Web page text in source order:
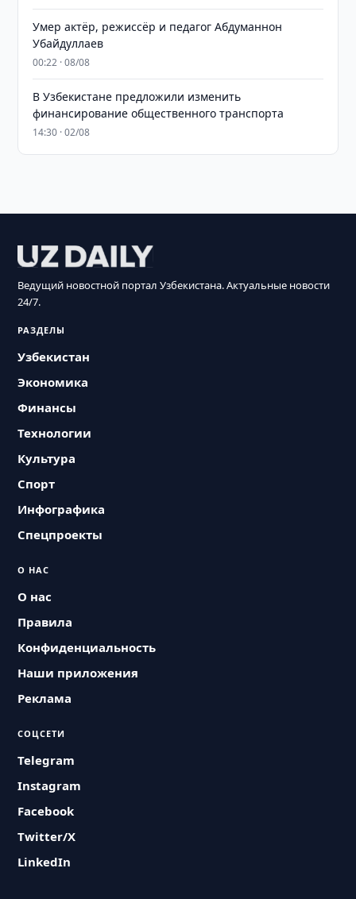
Умер актёр, режиссёр и педагог Абдуманнон
Убайдуллаев
00:22 · 08/08
В Узбекистане предложили изменить
финансирование общественного транспорта
14:30 · 02/08
Ведущий новостной портал Узбекистана. Актуальные новости
24/7.
РАЗДЕЛЫ
Узбекистан
Экономика
Финансы
Технологии
Культура
Спорт
Инфографика
Спецпроекты
О НАС
О нас
Правила
Конфиденциальность
Наши приложения
Реклама
СОЦСЕТИ
Telegram
Instagram
Facebook
Twitter/X
LinkedIn